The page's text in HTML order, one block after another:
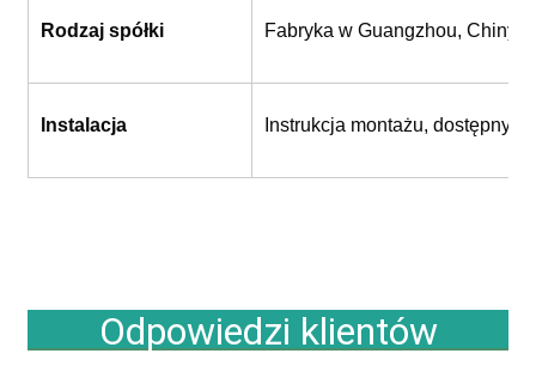
Rodzaj spółki Fabryka w Guangzhou, Chiny
Instalacja Instrukcja montażu, dostępny
Odpowiedzi klientów